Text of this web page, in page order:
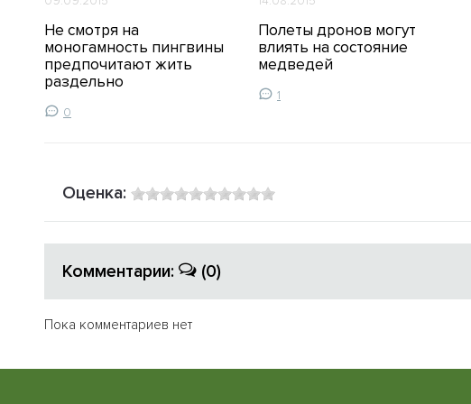
Не смотря на
моногамность пингвины
предпочитают жить
раздельно
0
Полеты дронов могут
влиять на состояние
медведей
1
Оценка:
Комментарии: (0)
Пока комментариев нет